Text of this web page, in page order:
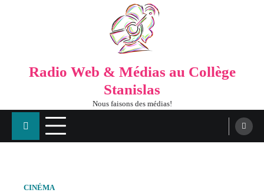
Radio Web & Médias au Collège
Stanislas
Nous faisons des médias!
CINÉMA